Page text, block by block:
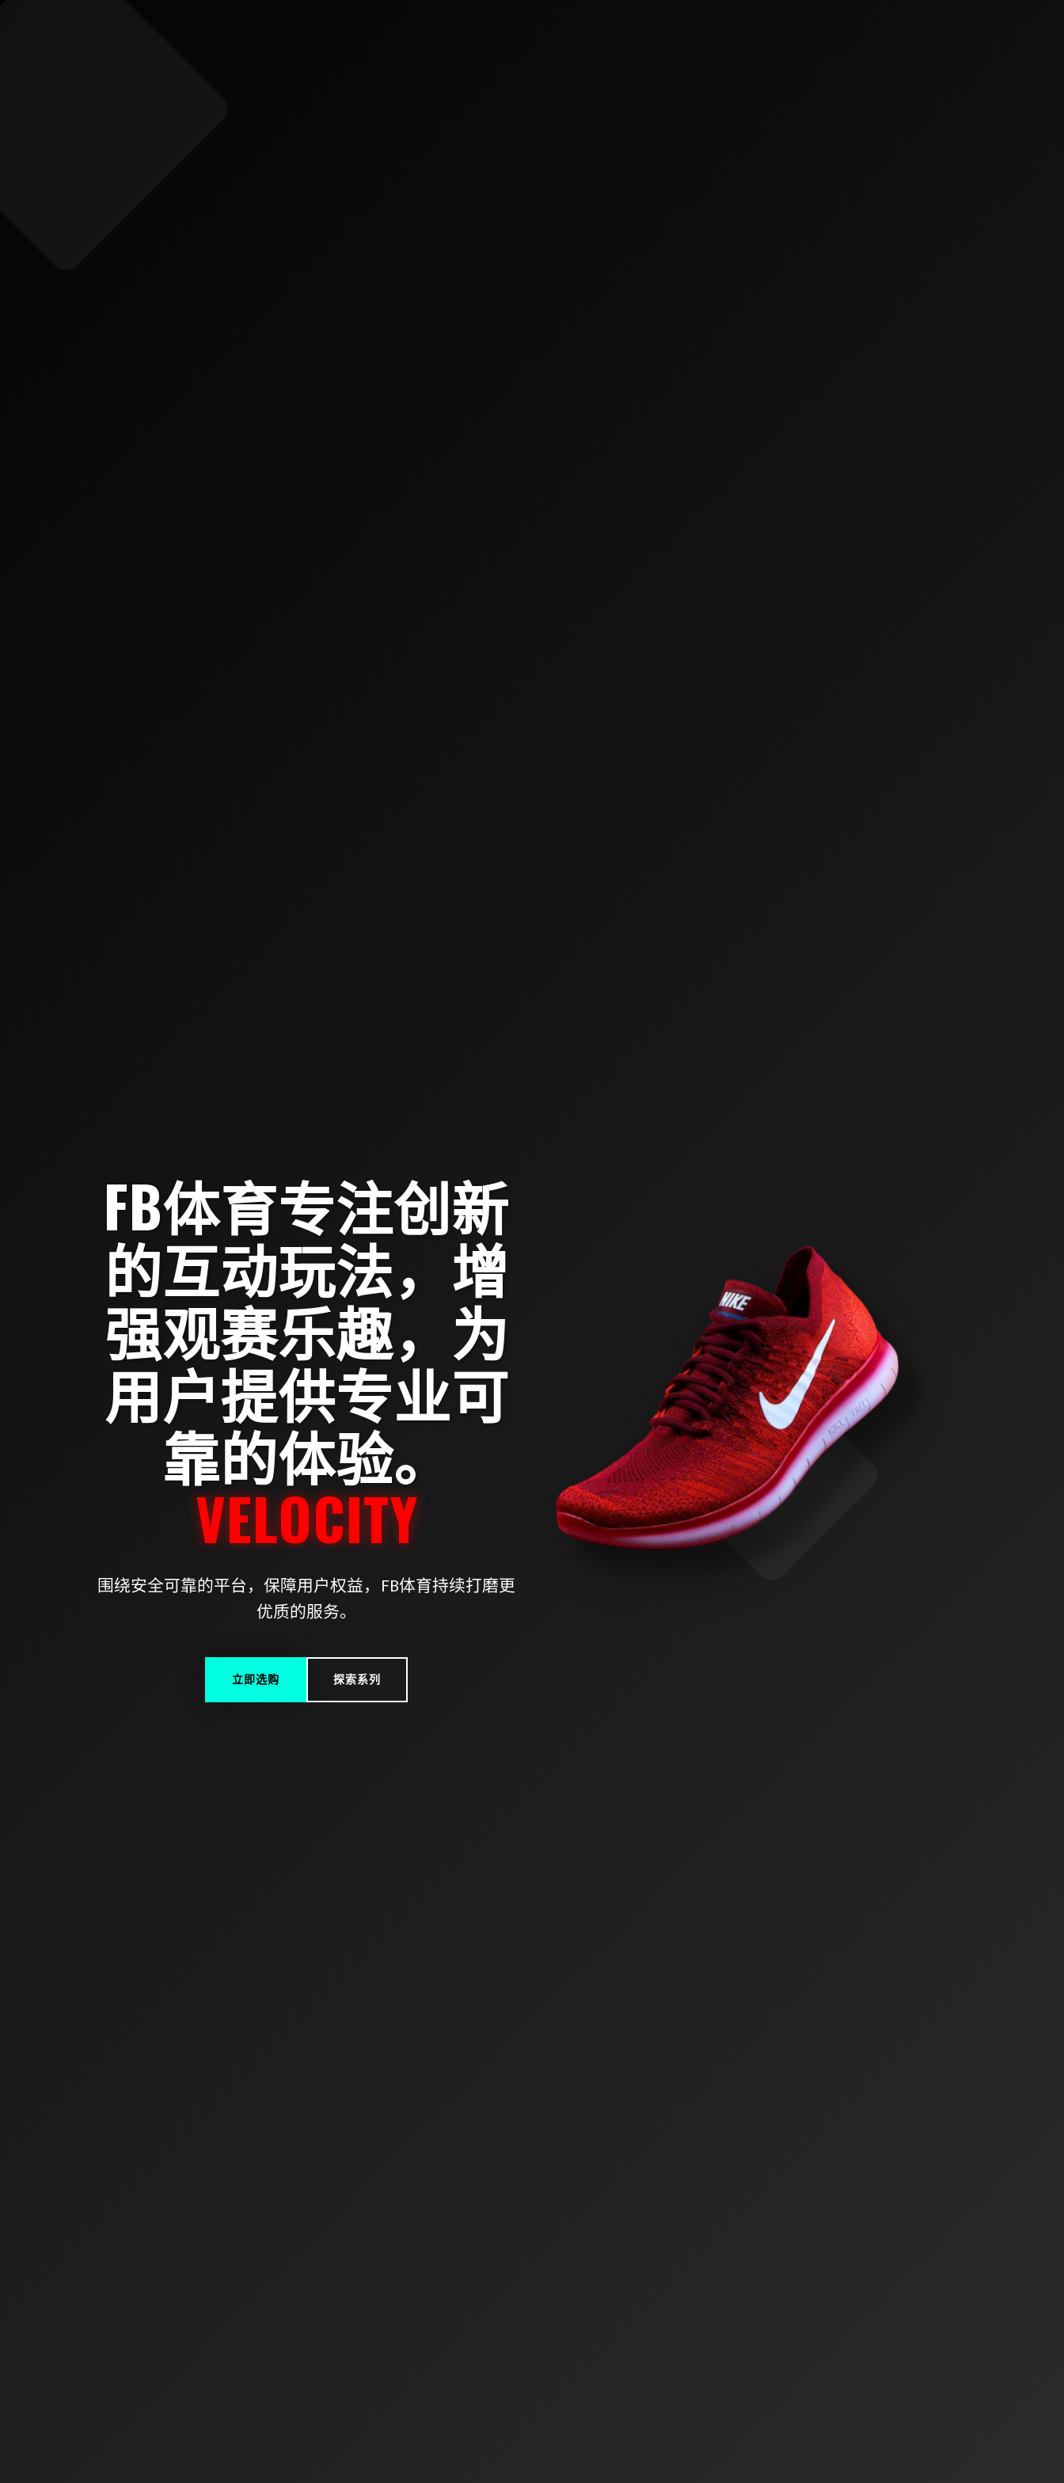
FB体育专注创新
的互动玩法，增
强观赛乐趣，为
用户提供专业可
靠的体验。
POT
围绕安全可靠的平台，保障用户权益，FB体育持续打磨更
优质的服务。
立即选购 探索系列